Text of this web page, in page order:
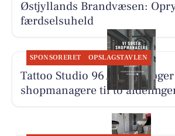
Østjyllands Brandvæsen:
færdselsuheld
SPONSORERET OPSLAGSTAVLEN
Tattoo Studio 96 Aarhus søger
shopmanagere til to